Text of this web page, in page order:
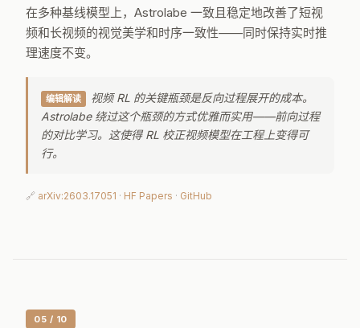
在多种基线模型上，Astrolabe 一致且稳定地改善了短视
频和长视频的视觉美学和时序一致性——同时保持实时推
理速度不变。
编辑解读
视频 RL 的关键瓶颈是反向过程展开的成本。
Astrolabe 绕过这个瓶颈的方式优雅而实用——前向过程
的对比学习。这使得 RL 校正视频模型在工程上变得可
行。
🔗 arXiv:2603.17051 · HF Papers · GitHub
05 / 10